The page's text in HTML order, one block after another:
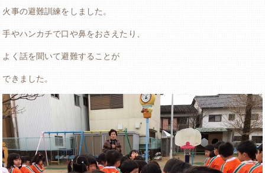
火事の避難訓練をしました。
手やハンカチで口や鼻をおさえたり、
よく話を聞いて避難することが
できました。